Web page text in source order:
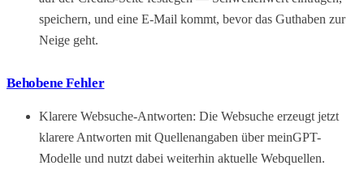
speichern, und eine E-Mail kommt, bevor das Guthaben zur
Neige geht.
Behobene Fehler
Klarere Websuche-Antworten: Die Websuche erzeugt jetzt
klarere Antworten mit Quellenangaben über meinGPT-
Modelle und nutzt dabei weiterhin aktuelle Webquellen.